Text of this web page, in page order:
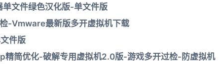
文件绿色汉化版-单文件版
-Vmware最新版多开虚拟机下载
件版
简优化-破解专用虚拟机2.0版-游戏多开过检-防虚拟机